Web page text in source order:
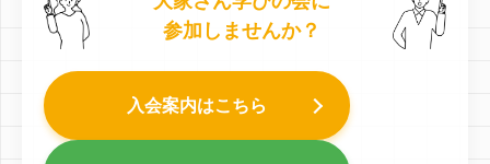
参加しませんか？
入会案内はこちら